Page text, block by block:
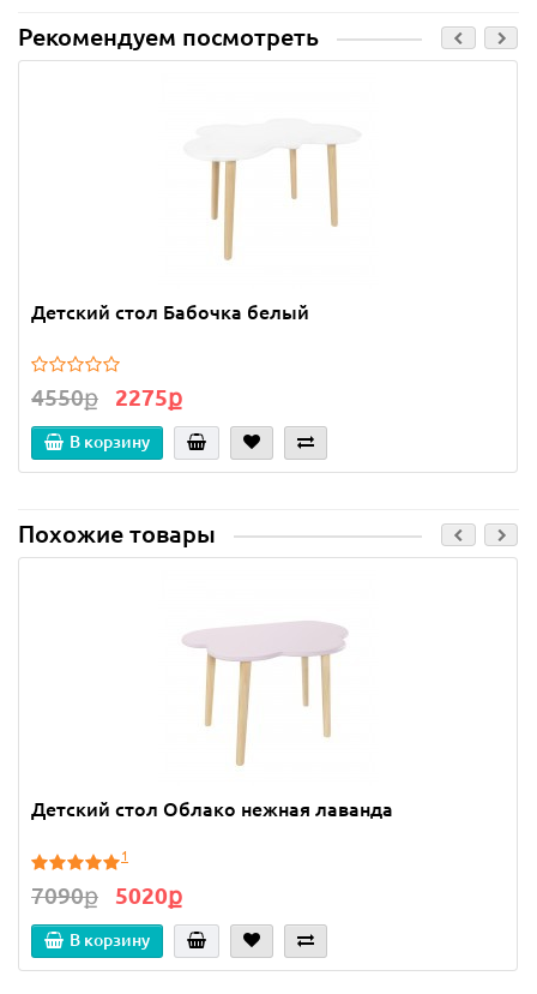
Рекомендуем посмотреть
Детский стол Бабочка белый
4550ք 2275ք
В корзину
Похожие товары
Детский стол Облако нежная лаванда
1
7090ք 5020ք
В корзину